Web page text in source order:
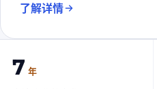
了解详情
7 年